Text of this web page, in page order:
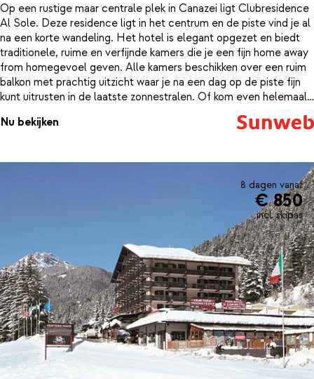
Op een rustige maar centrale plek in Canazei ligt Clubresidence
Al Sole. Deze residence ligt in het centrum en de piste vind je al
na een korte wandeling. Het hotel is elegant opgezet en biedt
traditionele, ruime en verfijnde kamers die je een fijn home away
from homegevoel geven. Alle kamers beschikken over een ruim
balkon met prachtig uitzicht waar je na een dag op de piste fijn
kunt uitrusten in de laatste zonnestralen. Of kom even helemaal
appartementen hebben zelfs een eigen jacuzzi in de badkamer.
Nu bekijken
8 dagen vanaf
€ 850
incl. skipas